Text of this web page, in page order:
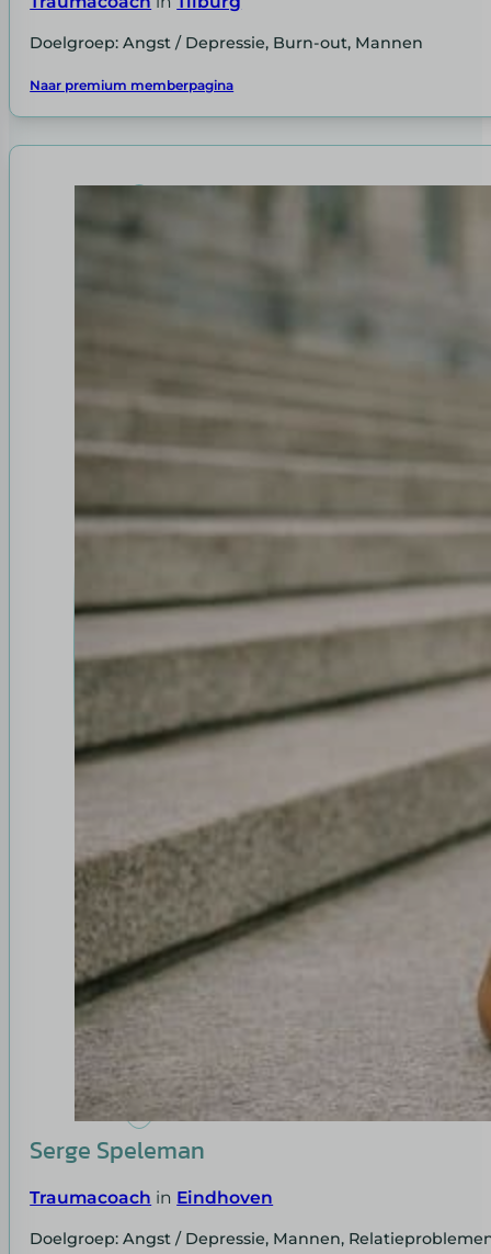
Doelgroep: Angst / Depressie, Burn-out, Mannen
Naar premium memberpagina
Serge Speleman
Traumacoach in Eindhoven
Doelgroep: Angst / Depressie, Mannen,